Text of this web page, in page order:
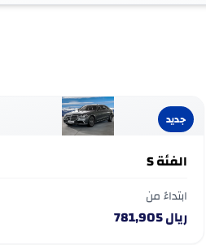
جديد
الفئة S
ابتداءً من
ريال781,905